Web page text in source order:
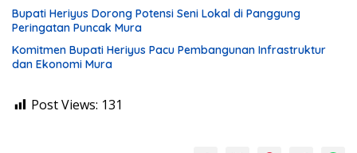
Bupati Heriyus Dorong Potensi Seni Lokal di Panggung
Peringatan Puncak Mura
Komitmen Bupati Heriyus Pacu Pembangunan Infrastruktur
dan Ekonomi Mura
Post Views: 131